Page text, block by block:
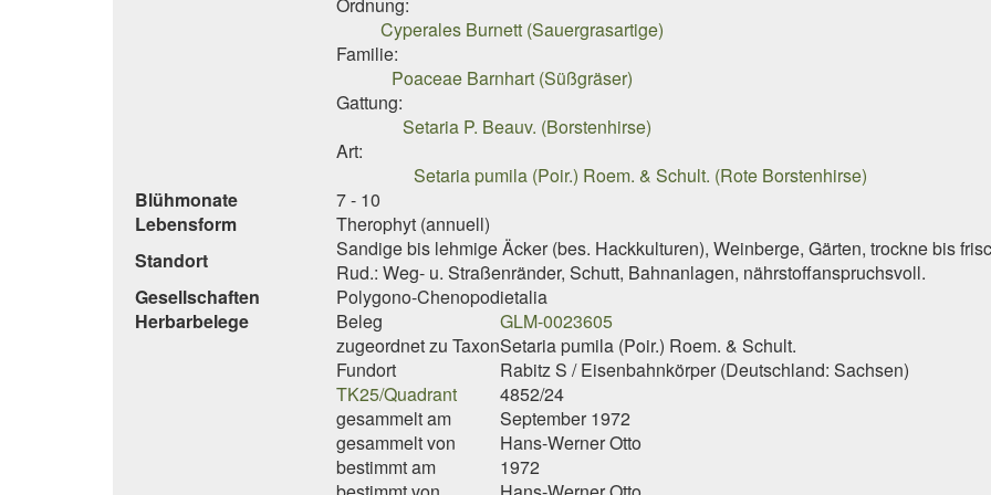
Ordnung:
Cyperales Burnett (Sauergrasartige)
Familie:
Poaceae Barnhart (Süßgräser)
Gattung:
Setaria P. Beauv. (Borstenhirse)
Art:
Setaria pumila (Poir.) Roem. & Schult. (Rote Borstenhirse)
Blühmonate
7 - 10
Lebensform
Therophyt (annuell)
Standort
Sandige bis lehmige Äcker (bes. Hackkulturen), Weinberge, Gärten, trockne bis
Rud.: Weg- u. Straßenränder, Schutt, Bahnanlagen, nährstoffanspruchsvoll.
Gesellschaften
Polygono-Chenopodietalia
Herbarbelege
Beleg
GLM-0023605
zugeordnet zu TaxonSetaria pumila (Poir.) Roem. & Schult.
Fundort
Rabitz S / Eisenbahnkörper (Deutschland: Sachsen)
TK25/Quadrant
4852/24
gesammelt am
September 1972
gesammelt von
Hans-Werner Otto
bestimmt am
1972